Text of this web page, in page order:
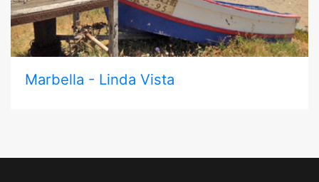
Marbella - Linda Vista